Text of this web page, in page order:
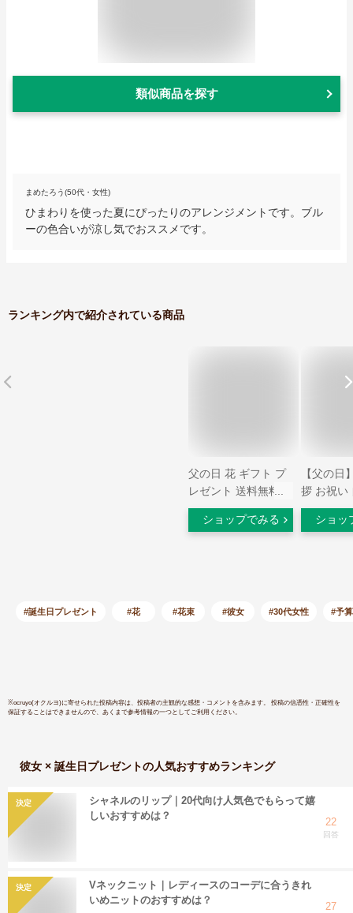
類似商品を探す
まめたろう(50代・女性)
ひまわりを使った夏にぴったりのアレンジメントです。ブル
ーの色合いが涼し気でおススメです。
ランキング内で紹介されている商品
父の日 花 ギフト プ
レゼント 送料無料
花束 季節限定
『Summer
ーギフト 夏ギフト
/FGP
ショップでみる
【父の日
拶 お祝い
ひまわり
ピング外
舞い お中
ショッ
#誕生日プレゼント #花 #花束 #彼女 #30代女性 #予
※ocruyo(オクルヨ)に寄せられた投稿内容は、投稿者の主観的な感想・コメントを含みます。 投稿の信憑性・正確性を
保証することはできませんので、あくまで参考情報の一つとしてご利用ください。
彼女 × 誕生日プレゼントの人気おすすめランキング
決定
シャネルのリップ｜20代向け人気色でもらって嬉
しいおすすめは？
22
回答
決定
Vネックニット｜レディースのコーデに合うきれ
いめニットのおすすめは？
27